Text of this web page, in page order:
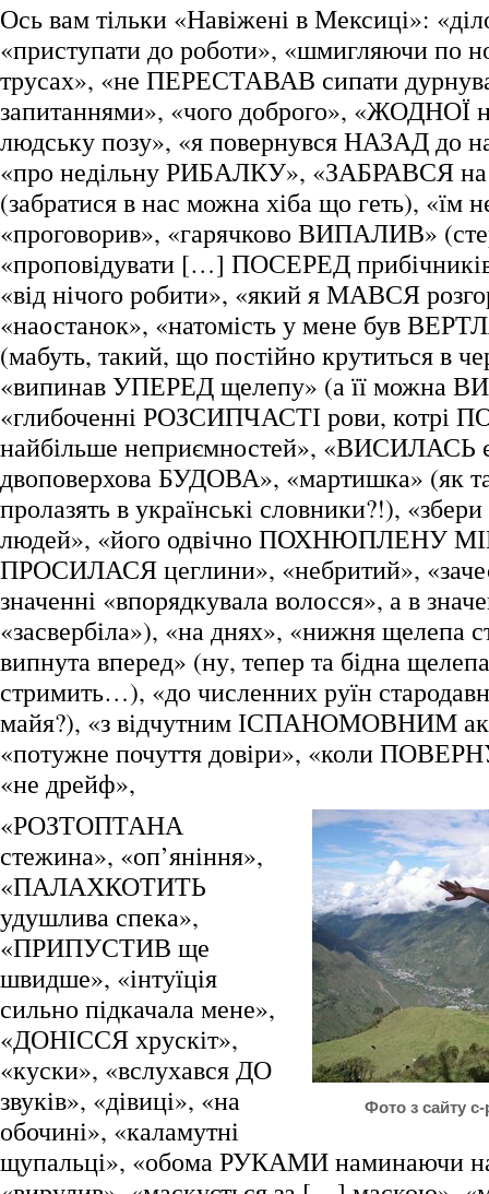
Ось вам тільки «Навіжені в Мексиці»:
«приступати до роботи», «шмигляючи
трусах», «не ПЕРЕСТАВАВ сипати
запитаннями», «чого доброго», «ЖОДНОЇ
людську позу», «я повернувся НАЗАД до
«про недільну РИБАЛКУ», «ЗАБРАВСЯ на
(забратися в нас можна хіба що геть), «їм
«проговорив», «гарячково ВИПАЛИВ»
«проповідувати […] ПОСЕРЕД
«від нічого робити», «який я МАВСЯ
«наостанок», «натомість у мене був
(мабуть, такий, що постійно крутиться в
«випинав УПЕРЕД щелепу» (а її можна
«глибоченні РОЗСИПЧАСТІ рови, котрі
найбільше неприємностей», «ВИСИЛАСЬ
двоповерхова БУДОВА», «мартишка» (як
пролазять в українські словники?!),
людей», «його одвічно ПОХНЮПЛЕНУ
ПРОСИЛАСЯ цеглини», «небритий»,
значенні «впорядкувала волосся», а в
«засвербіла»), «на днях», «нижня щелепа
випнута вперед» (ну, тепер та бідна
стримить…), «до численних руїн
майя?), «з відчутним ІСПАНОМОВНИМ
«потужне почуття довіри», «коли
«не дрейф»,
Фото з сайту
«РОЗТОПТАНА
стежина», «оп’яніння»,
«ПАЛАХКОТИТЬ
удушлива спека»,
«ПРИПУСТИВ ще
швидше», «інтуїція
сильно підкачала мене»,
«ДОНІССЯ хрускіт»,
«куски», «вслухався ДО
звуків», «дівиці», «на
обочині», «каламутні
щупальці», «обома РУКАМИ наминаючи